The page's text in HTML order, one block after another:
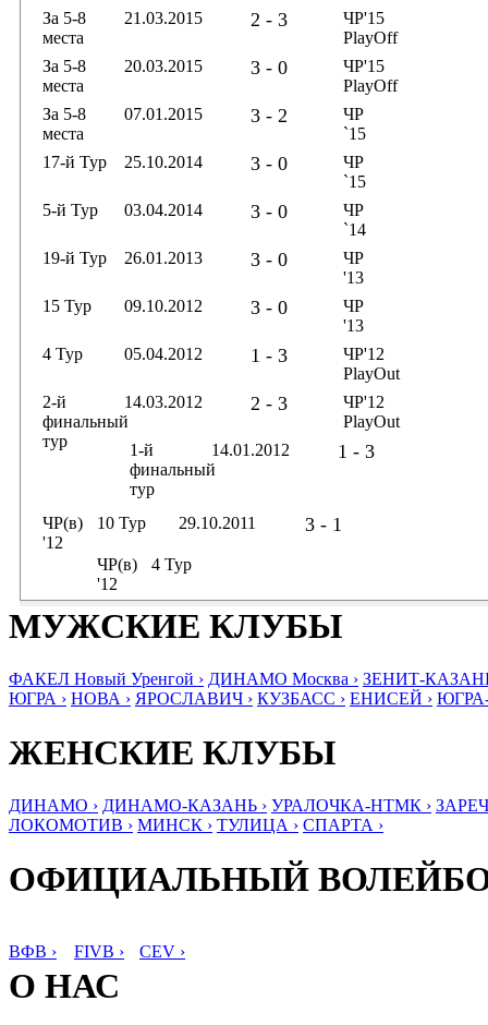
За 5-8
места
21.03.2015 2 - 3
ЧР'15
PlayOff
За 5-8
места
20.03.2015 3 - 0
ЧР'15
PlayOff
За 5-8
места
07.01.2015 3 - 2
ЧР
`15
17-й Тур
25.10.2014 3 - 0
ЧР
`15
5-й Тур
03.04.2014 3 - 0
ЧР
`14
19-й Тур
26.01.2013 3 - 0
ЧР
'13
15 Тур
09.10.2012 3 - 0
ЧР
'13
4 Тур
05.04.2012 1 - 3
ЧР'12
PlayOut
2-й
финальный
тур
14.03.2012 2 - 3
ЧР'12
PlayOut
1-й
финальный
тур
14.01.2012 1 - 3
ЧР(в)
'12
10 Тур 29.10.2011 3 - 1
ЧР(в)
'12
4 Тур
МУЖСКИЕ КЛУБЫ
ФАКЕЛ Новый Уренгой › ДИНАМО Москва › ЗЕНИТ-
ЮГРА › НОВА › ЯРОСЛАВИЧ › КУЗБАСС › ЕНИСЕЙ ›
ЖЕНСКИЕ КЛУБЫ
ДИНАМО › ДИНАМО-КАЗАНЬ › УРАЛОЧКА-НТМК ›
ЛОКОМОТИВ › МИНСК › ТУЛИЦА › СПАРТА ›
ОФИЦИАЛЬНЫЙ
ВФВ › FIVB › CEV ›
О НАС